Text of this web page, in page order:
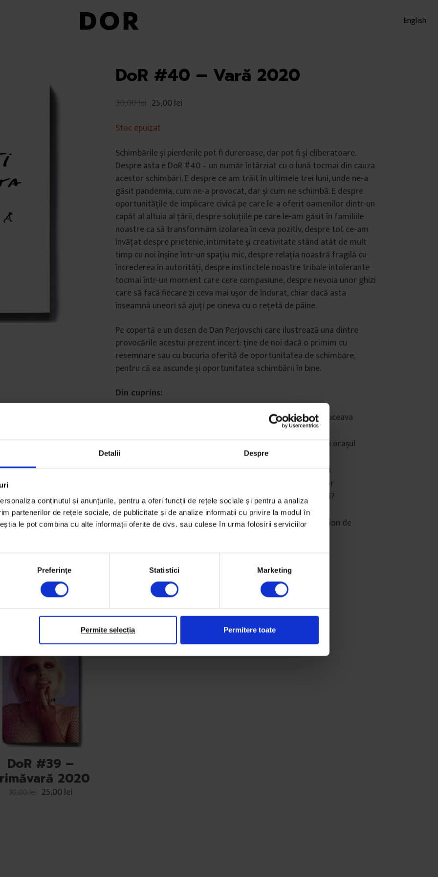
Detalii Despre
conținutul și anunțurile, pentru a oferi funcții de rețele sociale și pentru a analiza
partenerilor de rețele sociale, de publicitate și de analize informații cu privire la modul în
le pot combina cu alte informații oferite de dvs. sau culese în urma folosirii serviciilor
Preferinţe Statistici Marketing
Permite selecția Permitere toate
English
DoR #40 – Vară 2020
30,00lei 25,00lei
Stoc epuizat
Schimbările și pierderile pot fi dureroase, dar pot fi și eliberatoare.
Despre asta e DoR #40 – un număr întârziat cu o lună tocmai din cauza
acestor schimbări. E despre ce am trăit în ultimele trei luni, unde ne-a
găsit pandemia, cum ne-a provocat, dar și cum ne schimbă. E despre
oportunitățile de implicare civică pe care le-a oferit oamenilor dintr-un
capăt al altuia al țării, despre soluțiile pe care le-am găsit în familiile
noastre ca să transformăm izolarea în ceva pozitiv, despre tot ce-am
învățat despre prietenie, intimitate și creativitate stând atât de mult
timp cu noi înșine într-un spațiu mic, despre relația noastră fragilă cu
încrederea în autorități, despre instinctele noastre tribale intolerante
tocmai într-un moment care cere compasiune, despre nevoia unor ghizi
care să facă fiecare zi ceva mai ușor de îndurat, chiar dacă asta
înseamnă uneori să ajuți pe cineva cu o rețetă de pâine.
Pe copertă e un desen de Dan Perjovschi care ilustrează una dintre
provocările acestui prezent incert: ține de noi dacă o primim cu
resemnare sau cu bucuria oferită de oportunitatea de schimbare,
pentru că ea ascunde și oportunitatea schimbării în bine.
Din cuprins:
Ce-a făcut președintele unei asociații de locatari din Suceava
Cum au strâns trei românce zeci de mii de euro pentru orașul
Ce-am învățat în carantină despre singurătate și relații
De ce a crescut în pandemie rasismul împotriva romilor
Ne va ajuta perioada asta să devenim prieteni mai buni?
Când vom avea un vaccin care să poată opri COVID-19
Cum a ajuns Jamila Cuisine în bucătăriile a peste un milion de
S-ar putea să-ți placă și…
DoR #39 –
2020
30,00lei 25,00lei